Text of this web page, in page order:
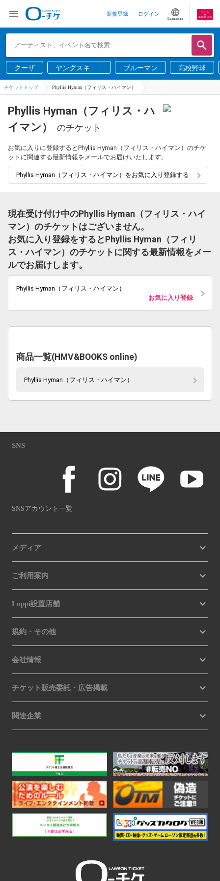
新規登録 ログイン
Language
クーザ
ヤングスキニ
ー
ブルーマン 高校野球
チケットトップ Phyllis Hyman（フィリス・ハイマン）
Phyllis Hyman（フィリス・ハ
イマン）
のチケット
お気に入りに登録するとPhyllis Hyman（フィリス・ハイマン）のチケ
ットに関連する最新情報をメールでお届けいたします。
Phyllis Hyman（フィリス・ハイマン）をお気に入り登録する
現在受け付け中のPhyllis Hyman（フィリス・ハイ
マン）のチケットはございません。
お気に入り登録をするとPhyllis Hyman（フィリ
ス・ハイマン）のチケットに関する最新情報をメー
ルでお届けします。
Phyllis Hyman（フィリス・ハイマン）
お気に入り登録
商品一覧(HMV&BOOKS online)
Phyllis Hyman（フィリス・ハイマン）
SNS
SNSアカウント一覧
メディア
ご利用案内
Loppi設置店舗
規約・その他
会社情報
チケット販売委託・広告掲載
関連企業